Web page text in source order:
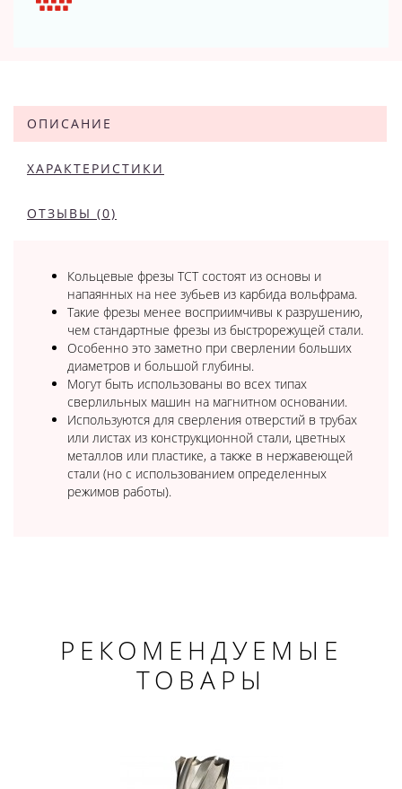
ОПИСАНИЕ
ХАРАКТЕРИСТИКИ
ОТЗЫВЫ (0)
Кольцевые фрезы TCT состоят из основы и
напаянных на нее зубьев из карбида вольфрама.
Такие фрезы менее восприимчивы к разрушению,
чем стандартные фрезы из быстрорежущей стали.
Особенно это заметно при сверлении больших
диаметров и большой глубины.
Могут быть использованы во всех типах
сверлильных машин на магнитном основании.
Используются для сверления отверстий в трубах
или листах из конструкционной стали, цветных
металлов или пластике, а также в нержавеющей
стали (но с использованием определенных
режимов работы).
РЕКОМЕНДУЕМЫЕ
ТОВАРЫ